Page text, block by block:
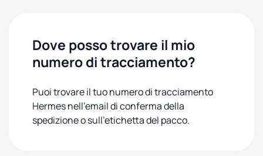
Dove posso trovare il mio
numero di tracciamento?
Puoi trovare il tuo numero di tracciamento
Hermes nell'email di conferma della
spedizione o sull'etichetta del pacco.